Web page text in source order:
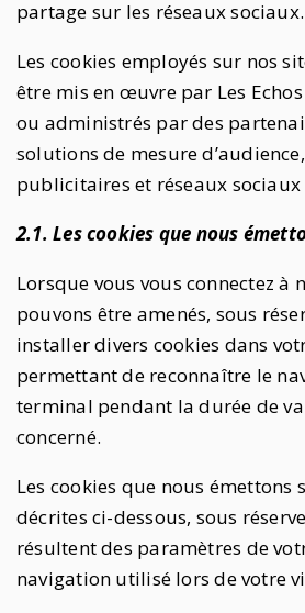
partage sur les réseaux sociaux.
Les cookies employés sur nos
être mis en œuvre par Les Echos
ou administrés par des
solutions de mesure
publicitaires et réseaux
2.1. Les cookies que nous
Lorsque vous vous connectez à
pouvons être amenés, sous
installer divers cookies dans
permettant de reconnaître le
terminal pendant la durée de
concerné.
Les cookies que nous émettons
décrites ci-dessous, sous
résultent des paramètres de
navigation utilisé lors de votre